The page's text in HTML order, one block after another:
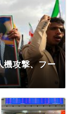
機攻撃、フー